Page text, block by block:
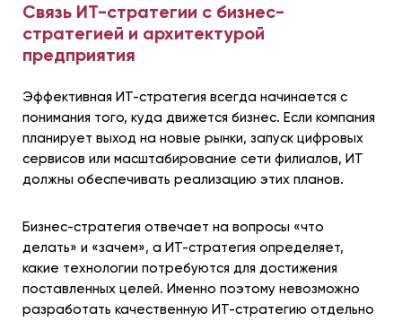
Связь ИТ-стратегии с бизнес-
стратегией и архитектурой
предприятия
Эффективная ИТ-стратегия всегда начинается с
понимания того, куда движется бизнес. Если компания
планирует выход на новые рынки, запуск цифровых
сервисов или масштабирование сети филиалов, ИТ
должны обеспечивать реализацию этих планов.
Бизнес-стратегия отвечает на вопросы «что
делать» и «зачем», а ИТ-стратегия определяет,
какие технологии потребуются для достижения
поставленных целей. Именно поэтому невозможно
разработать качественную ИТ-стратегию отдельно